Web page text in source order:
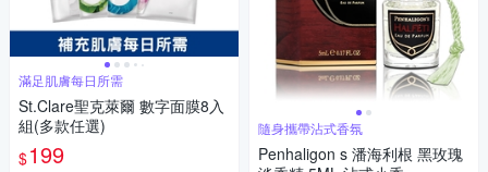
滿足肌膚每日所需
St.Clare聖克萊爾 數字面膜8入
組(多款任選)
$199
隨身攜帶沾式香氛
Penhaligon s 潘海利根 黑玫瑰